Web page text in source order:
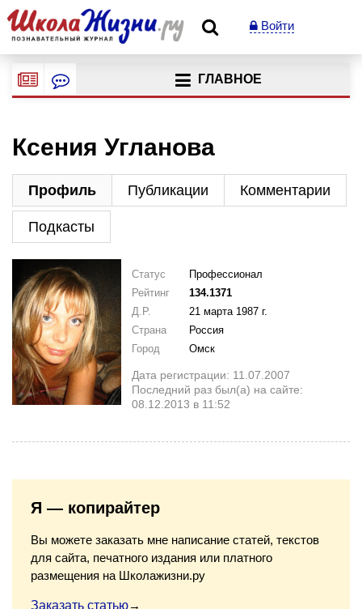
Войти
ГЛАВНОЕ
Ксения Угланова
Профиль Публикации Комментарии
Подкасты
Статус
Профессионал
Рейтинг
134.1371
Д.Р.
21 марта 1987 г.
Страна
Россия
Город
Омск
Дата регистрации: 11.07.2007
Последний раз был(а) на сайте:
08.12.2013 в 11:52
Я — копирайтер
Вы можете заказать мне написание статей, текстов
для сайта, печатного издания или платного
размещения на Школажизни.ру
Заказать статью→